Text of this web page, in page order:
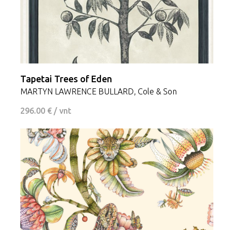
Tapetai Trees of Eden
MARTYN LAWRENCE BULLARD, Cole & Son
296.00 € / vnt